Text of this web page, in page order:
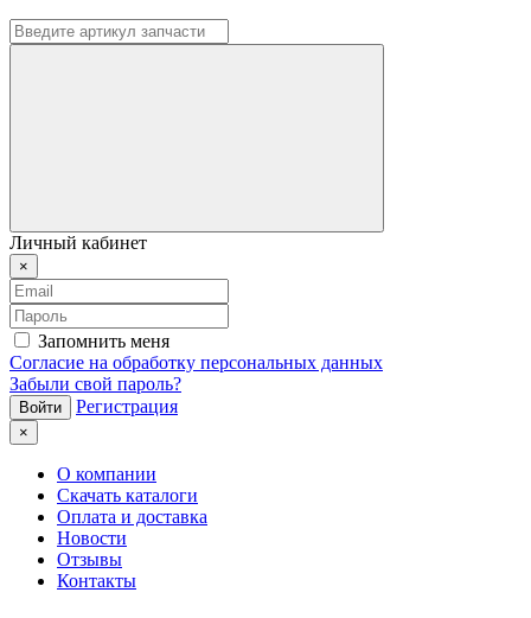
Личный кабинет
×
Запомнить меня
Согласие на обработку персональных данных
Забыли свой пароль?
Регистрация
×
О компании
Скачать каталоги
Оплата и доставка
Новости
Отзывы
Контакты